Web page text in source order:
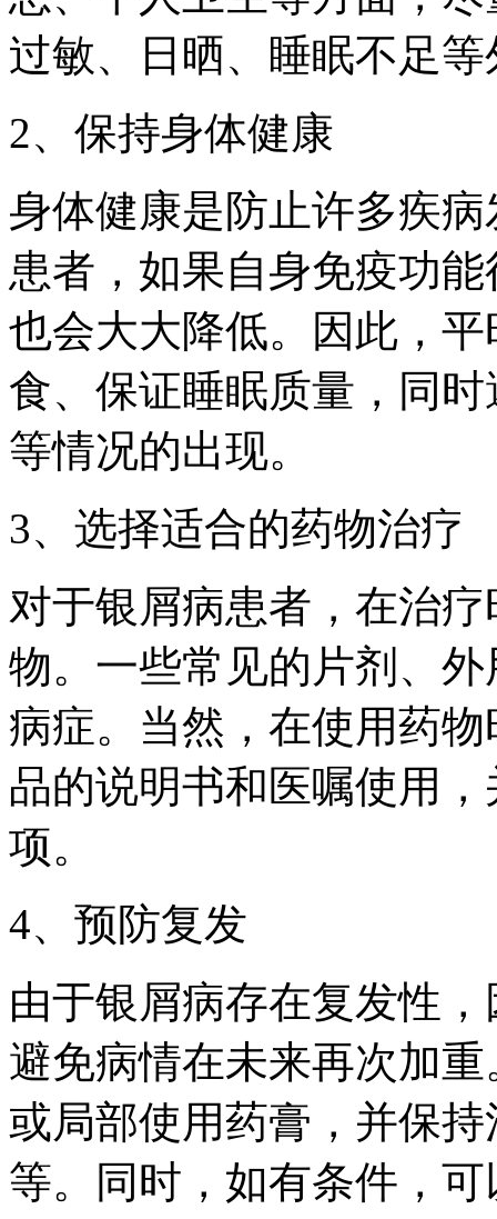
过敏、日晒、睡眠不足
2、保持身体健康
身体健康是防止许多疾
患者，如果自身免疫功
也会大大降低。因此，
食、保证睡眠质量，同
等情况的出现。
3、选择适合的药物治疗
对于银屑病患者，在治
物。一些常见的片剂、
病症。当然，在使用药
品的说明书和医嘱使用
项。
4、预防复发
由于银屑病存在复发性
避免病情在未来再次加
或局部使用药膏，并保
等。同时，如有条件，